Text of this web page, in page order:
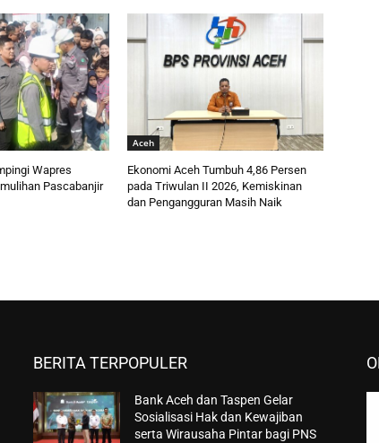
Wapres
Pascabanjir
Aceh
Ekonomi Aceh Tumbuh 4,86 Persen
pada Triwulan II 2026, Kemiskinan
dan Pengangguran Masih Naik
BERITA TERPOPULER
Bank Aceh dan Taspen Gelar
Sosialisasi Hak dan Kewajiban
serta Wirausaha Pintar bagi PNS